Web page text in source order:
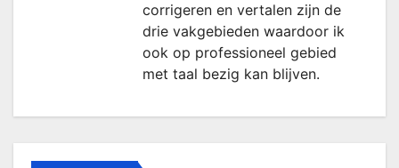
corrigeren en vertalen zijn de
drie vakgebieden waardoor ik
ook op professioneel gebied
met taal bezig kan blijven.